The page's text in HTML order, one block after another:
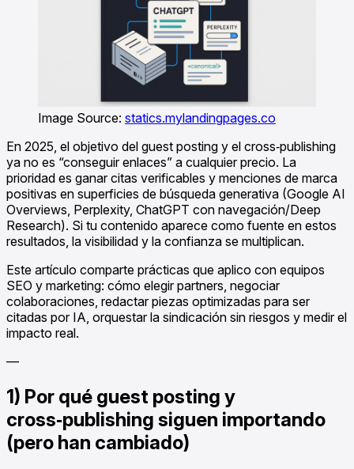
Image Source: statics.mylandingpages.co
En 2025, el objetivo del guest posting y el cross‑publishing
ya no es “conseguir enlaces” a cualquier precio. La
prioridad es ganar citas verificables y menciones de marca
positivas en superficies de búsqueda generativa (Google AI
Overviews, Perplexity, ChatGPT con navegación/Deep
Research). Si tu contenido aparece como fuente en estos
resultados, la visibilidad y la confianza se multiplican.
Este artículo comparte prácticas que aplico con equipos
SEO y marketing: cómo elegir partners, negociar
colaboraciones, redactar piezas optimizadas para ser
citadas por IA, orquestar la sindicación sin riesgos y medir el
impacto real.
—
1) Por qué guest posting y
cross‑publishing siguen importando
(pero han cambiado)